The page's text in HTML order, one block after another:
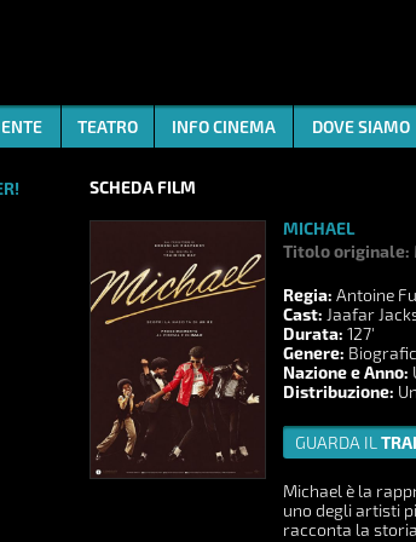
TEATRO INFO CINEMA DOVE SIAMO
SCHEDA FILM
MICHAEL
Titolo originale:
Regia: Antoine
Cast: Jaafar
Durata: 127'
Genere:
Nazione e Anno:
Distribuzione:
GUARDA IL
Michael è la
uno degli artisti
racconta la